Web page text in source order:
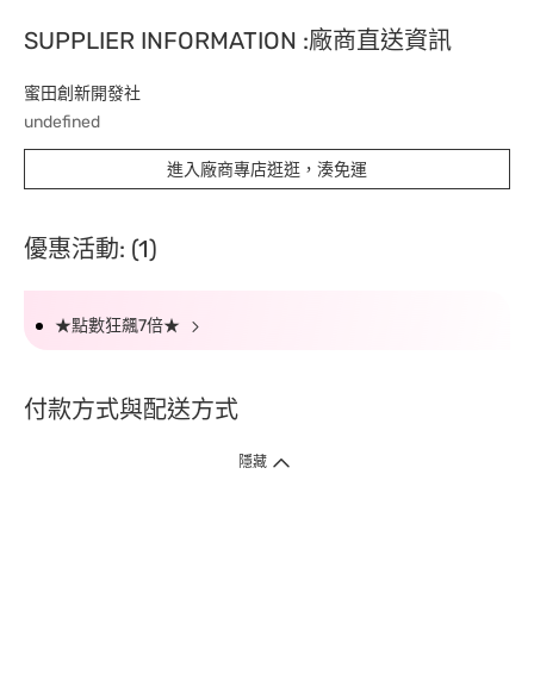
SUPPLIER INFORMATION :廠商直送資訊
蜜田創新開發社
undefined
進入廠商專店逛逛，湊免運
優惠活動: (1)
★點數狂飆7倍★
付款方式與配送方式
隱藏